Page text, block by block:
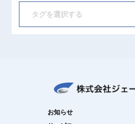
タグを選択する
お知らせ